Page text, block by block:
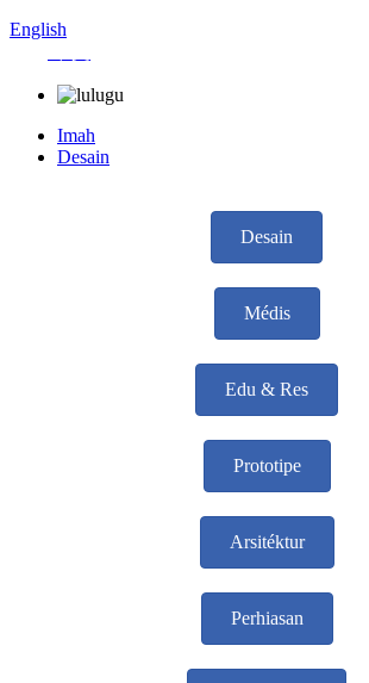
English
Imah
Desain
Desain
Médis
Edu & Res
Prototipe
Arsitéktur
Perhiasan